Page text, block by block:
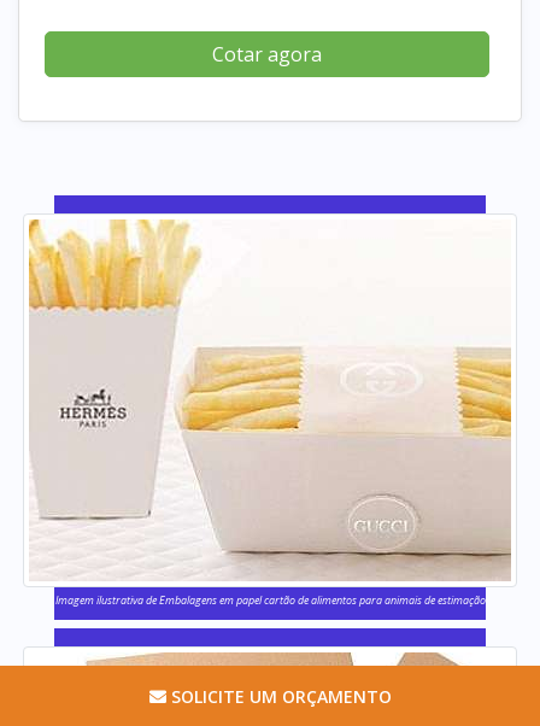
Cotar agora
Imagem ilustrativa de Embalagens em papel cartão de alimentos para animais de estimação
SOLICITE UM ORÇAMENTO